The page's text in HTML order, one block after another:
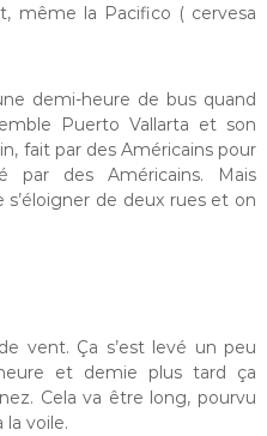
même la Pacifico ( cervesa
demi-heure de bus quand
Puerto Vallarta et son
fait par des Américains pour
par des Américains. Mais
de deux rues et on
vent. Ça s’est levé un peu
et demie plus tard ça
Cela va être long, pourvu
la voile.